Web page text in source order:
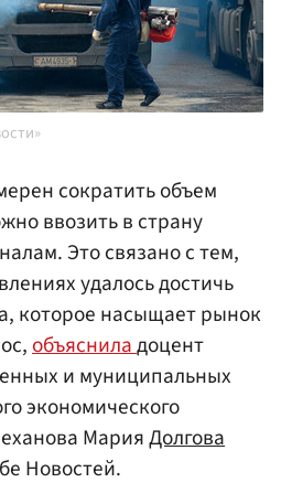
сократить объем
ввозить в страну
Это связано с тем,
удалось достичь
которое насыщает рынок
объясниладоцент
и муниципальных
экономического
МарияДолгова
Новостей.